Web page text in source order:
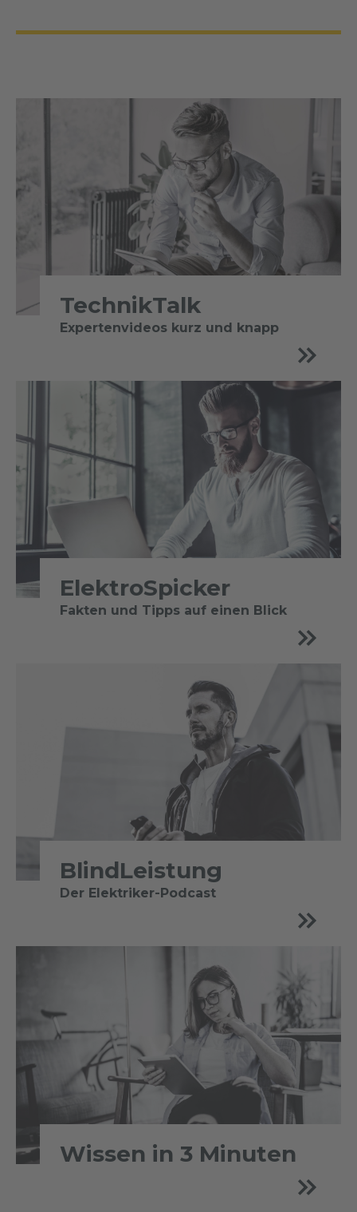
TechnikTalk
Expertenvideos kurz und knapp
ElektroSpicker
Fakten und Tipps auf einen Blick
BlindLeistung
Der Elektriker-Podcast
Wissen in 3 Minuten